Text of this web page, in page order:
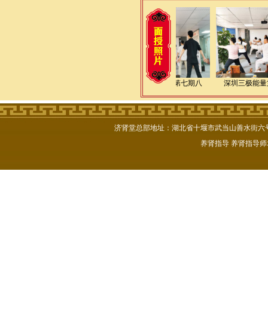
深圳三极能量第七期八 深圳三极能
济肾堂总部地址：湖北省十堰市武当山善水街
养肾指导 养肾指导